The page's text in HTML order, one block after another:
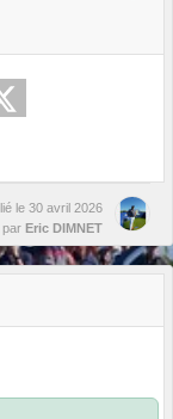
le 30 avril 2026
par Eric DIMNET